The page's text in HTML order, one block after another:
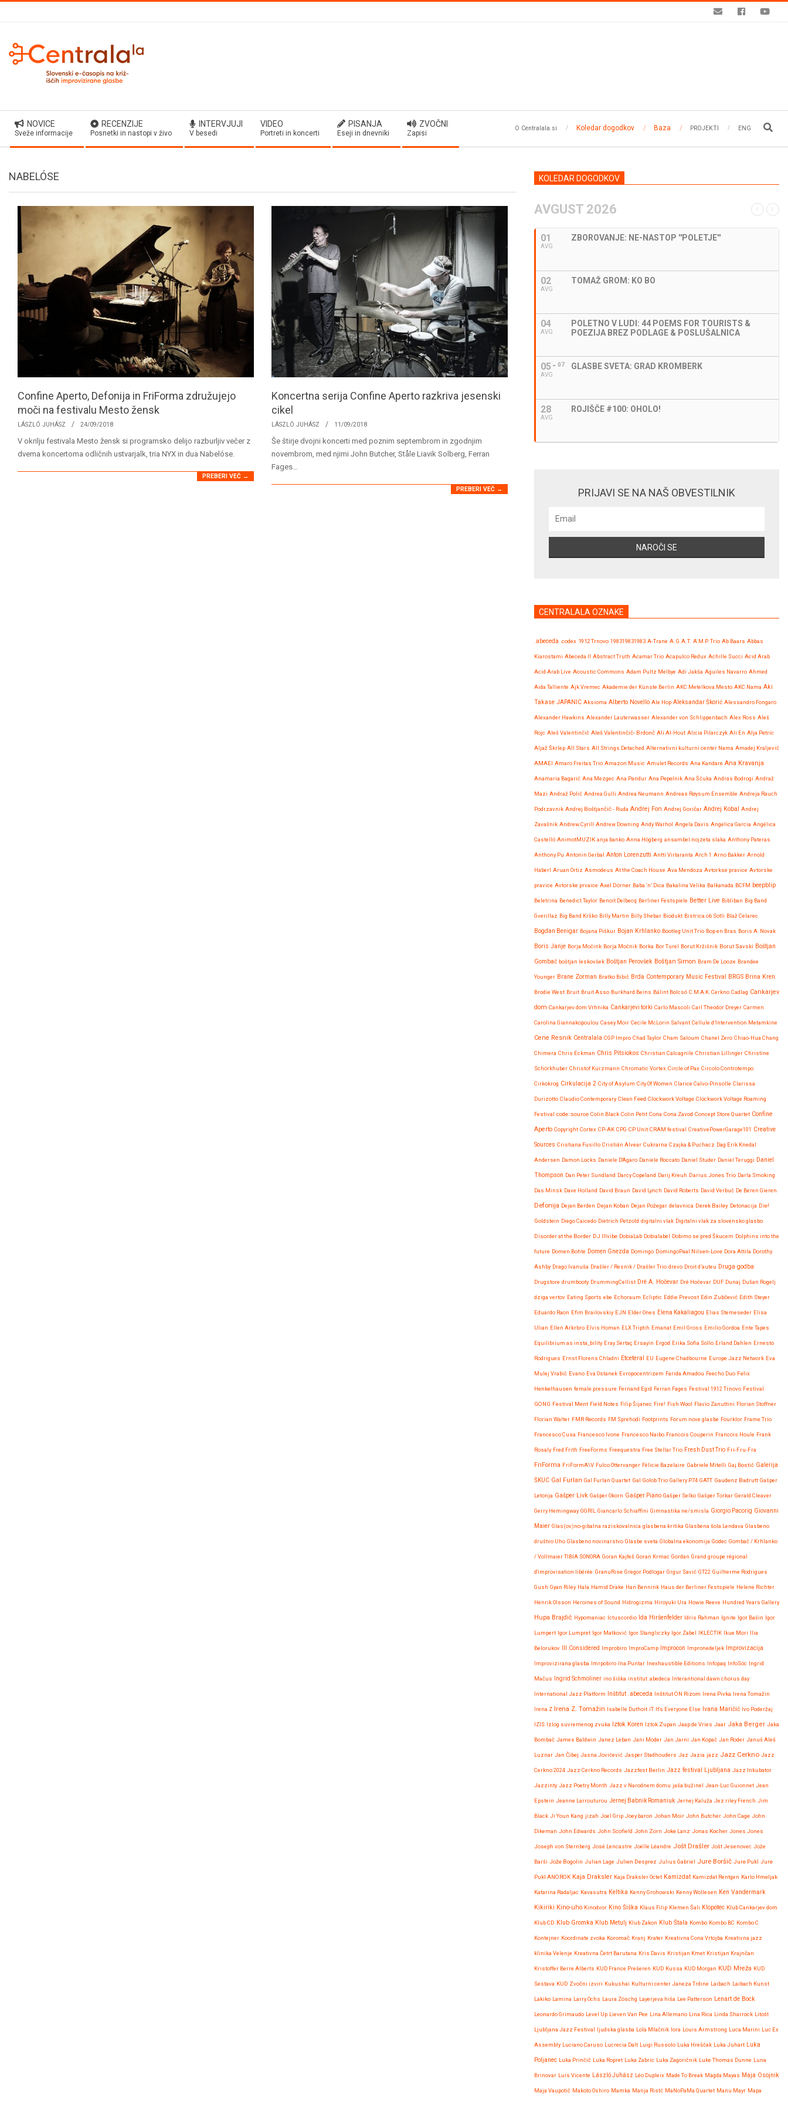
content
Secondary
Navigation
NOVICE
Sveže informacije
RECENZIJE
Posnetki in nastopi v živo
INTERVJUJI
V besedi
VIDEO
Portreti in koncerti
PISANJA
Eseji in dnevniki
ZVOČNI
Zapisi
O Centralala.si Koledar dogodkov Baza PROJEKTI ENG Search
NABELÓSE
Confine Aperto, Defonija in FriForma združujejo
moči na festivalu Mesto žensk
2018-
09-
24
LÁSZLÓ JUHÁSZ 24/09/2018
V okrilju festivala Mesto žensk si programsko delijo razburljiv večer z
dvema koncertoma odličnih ustvarjalk, tria NYX in dua Nabelóse.
PREBERI VEČ →
Koncertna serija Confine Aperto razkriva jesenski
cikel
2018-
09-
LÁSZLÓ JUHÁSZ 11/09/2018
Še štirje dvojni koncerti med poznim septembrom in zgodnjim
novembrom, med njimi John Butcher, Ståle Liavik Solberg, Ferran
Fages…
PREBERI VEČ →
KOLEDAR DOGODKOV
AVGUST 2026
01
AVG
ZBOROVANJE: NE-NASTOP ''POLETJE''
02
AVG
TOMAŽ GROM: KO BO
04
AVG
POLETNO V LUDI: 44 POEMS FOR TOURISTS &
POEZIJA BREZ PODLAGE & POSLUŠALNICA
05
AVG
07 GLASBE SVETA: GRAD KROMBERK
28
AVG
ROJIŠČE #100: OHOLO!
PRIJAVI SE NA NAŠ OBVESTILNIK
CENTRALALA OZNAKE
.abeceda .codex 1912 Trnovo 198319831983 A-Trane A.G.A.T. A.M.P. Trio Ab Baars Abbas
Kiarostami Abeceda II Abstract Truth Acamar Trio Acapulco Redux Achille Succi Acid Arab
Acid Arab Live Acoustic Commons Adam Pultz Melbye Adi Jakša Aguiles Navarro Ahmed
Aida Talliente Ajk Vremec Akademie der Künste Berlin AKC Metelkova Mesto AKC Nama Aki
Takase JAPANIC Aksioma Alberto Novello Ale Hop Aleksandar Škorić Alessandro Fongaro
Alexander Hawkins Alexander Lauterwasser Alexander von Schlippenbach Alex Ross Aleš
Rojc Aleš Valentinčič Aleš Valentinčič- Brdonč Ali Al-Hout Alicia Pilarczyk Ali En Alja Petric
Aljaž Škrlep All Stars All Strings Detached Alternativni kulturni center Nama Amadej Kraljevič
AMAEI Amaro Freitas Trio Amazon Music Amulet Records Ana Kandare Ana Kravanja
Anamaria Bagarić Ana Mezgec Ana Pandur Ana Pepelnik Ana Ščuka Andras Bodrogi Andraž
Mazi Andraž Polič Andrea Gulli Andrea Neumann Andreas Røysum Ensemble Andreja Rauch
Podrzavnik Andrej Boštjančič - Ruda Andrej Fon Andrej Goričar Andrej Kobal Andrej
Zavašnik Andrew Cyrill Andrew Downing Andy Warhol Angela Davis Angelica Garcia Angélica
Castelló AnimotMUZIK anja banko Anna Högberg ansambel nojzeta slaka Anthony Pateras
Anthony Pu Antonin Gerbal Anton Lorenzutti Antti Virtaranta Arch 1 Arno Bakker Arnold
Haberl Aruan Ortiz Asmodeus At the Coach House Ava Mendoza Avtorkse pravice Avtorske
pravice Avtorske prvaice Axel Dörner Baba ‘n’ Dica Bakalina Velika Balkanada BCFM beepblip
Beletrina Benedict Taylor Benoit Delbecq Berliner Festspiele Better Live Bibliban Big Band
Gverillaz Big Band Krško Billy Martin Billy Shebar Biodukt Bistrica ob Sotli Blaž Celarec
Bogdan Benigar Bojana Piškur Bojan Krhlanko Bootleg Unit Trio Bop en Bras Boris A. Novak
Boris Janje Borja Močink Borja Močnik Borka Bor Turel Borut Kržišnik Borut Savski Boštjan
Gombač boštjan leskovšek Boštjan Perovšek Boštjan Simon Bram De Looze Brandee
Younger Brane Zorman Bratko Bibič Brda Contemporary Music Festival BRGS Brina Kren
Brodie West Bruit Bruit Asso Burkhard Beins Bálint Bolcsó C.M.A.K. Cerkno Cadlag Cankarjev
dom Cankarjev dom Vrhnika Cankarjevi torki Carlo Mascoli Carl Theodor Dreyer Carmen
Carolina Giannakopoulou Casey Moir Cecile McLorin Salvant Cellule d’Intervention Metamkine
Cene Resnik Centralala CGP Impro Chad Taylor Cham Saloum Chanel Zero Chiao-Hua Chang
Chimera Chris Eckman Chris Pitsiokos Christian Calcagnile Christian Lillinger Christine
Schörkhuber Christof Kurzmann Chromatic Vortex Circle of Pax Circolo Controtempo
Cirkokrog Cirkulacija 2 City of Asylum City Of Women Clarice Calvo-Pinsolle Clarissa
Durizotto Claudio Contemporary Clean Feed Clockwork Voltage Clockwork Voltage Roaming
Festival code::source Colin Black Colin Petit Cona Cona Zavod Concept Store Quartet Confine
Aperto Copyright Cortex CP-AK CPG CP Unit CRAM festival CreativePowerGarage101 Creative
Sources Cristiana Fusillo Cristián Alvear Cukrarna Czajka & Puchacz Dag Erik Knedal
Andersen Damon Locks Daniele D'Agaro Daniele Roccato Daniel Studer Daniel Teruggi Daniel
Thompson Dan Peter Sundland Darcy Copeland Darij Kreuh Darius Jones Trio Darla Smoking
Das Minsk Dave Holland David Braun David Lynch David Roberts David Verbuč De Beren Gieren
Defonija Dejan Berden Dejan Koban Dejan Požegar delavnica Derek Bailey Detonacija Die!
Goldstein Diego Caicedo Dietrich Petzold digitalni vlak Digitalni vlak za slovensko glasbo
Disorder at the Border DJ Illvibe DobiaLab Dobialabel Dobimo se pred Škucem Dolphins into the
future Domen Bohte Domen Gnezda Domingo DomingoPaal Nilsen-Love Dora Attila Dorothy
Ashby Drago Ivanuša Drašler / Resnik / Drašler Trio drevo Droit d’auteu Druga godba
Drugstore drumbooty DrummingCellist Dré A. Hočevar Dré Hočevar DUF Dunaj Dušan Rogelj
dziga vertov Eating Sports ebe Echoraum Ecliptic Eddie Prevost Edin Zubčević Edith Steyer
Eduardo Raon Efim Brailovskiy EJN Elder Ones Elena Kakaliagou Elias Stemeseder Elisa
Ulian Ellen Arkrbro Elvis Homan ELX Triptih Emanat Emil Gross Emilio Gordoa Ente Tapes
Equilibrium as insta_bility Eray Sertaç Ersayin Ergod Erika Sofia Sollo Erland Dahlen Ernesto
Rodrigues Ernst Florens Chladni Etceteral EU Eugene Chadbourne Europe Jazz Network Eva
Mulej Vrabič Evano Eva Ostanek Evropocentrizem Farida Amadou Feecho Duo Felix
Henkelhausen female:pressure Fernand Egid Ferran Fages Festival 1912 Trnovo Festival
GONG Festival Ment Field Notes Filip Šijanec Fire! Fish Wool Flavio Zanuttini Florian Stoffner
Florian Walter FMR Records FM Sprehodi Footprints Forum nove glasbe Fourklor Frame Trio
Francesco Cusa Francesco Ivone Francesco Naibo Francois Couperin Francois Houle Frank
Rosaly Fred Frith FreeForms Freequestra Free Stellar Trio Fresh Dust Trio Fri-Fru-Fra
FriForma FriFormA\V Fulco Ottervanger Félicie Bazelaire Gabriele Mitelli Gaj Bostič Galerija
ŠKUC Gal Furlan Gal Furlan Quartet Gal Golob Trio Gallery P74 GATT Gaudenz Badrutt Gašper
Letonja Gašper Livk Gašper Okorn Gašper Piano Gašper Selko Gašper Torkar Gerald Cleaver
Gerry Hemingway GGRIL Giancarlo Schiaffini Gimnastika ne/smisla Giorgio Pacorig Giovanni
Maier Glas(ov)no-gibalna raziskovalnica glasbena kritika Glasbena šola Lendava Glasbeno
društvo Uho Glasbeno novinarstvo Glasbe sveta Globalna ekonomija Godec Gombač / Krhlanko
/ Vollmaier TIBIA SONORA Goran Kajfeš Goran Krmac Gordan Grand groupe régional
d'improvisation libérée GranuRise Gregor Podlogar Grgur Savić GT22 Guilherme Rodrigues
Gush Gyan Riley Hala Hamid Drake Han Bennink Haus der Berliner Festspiele Helene Richter
Henrik Olsson Heroines of Sound Hidrogizma Hiroyuki Ura Howie Reeve Hundred Years Gallery
Hupa Brajdič Hypomaniac Ictuscordio Ida Hiršenfelder Idris Rahman Ignite Igor Bašin Igor
Lumpert Igor Lumpret Igor Matković Igor Stangliczky Igor Zabel IKLECTIK Ikue Mori Ilia
Belorukov Ill Considered Improbiro ImproCamp Improcon Impronedeljek Improvizacija
Improvizirana glasba Imrpobiro Ina Puntar Inexhaustible Editions Infopaq InfoSoc Ingrid
Mačus Ingrid Schmoliner ino šiška institut .abedeca Interantional dawn chorus day
International Jazz Platform Inštitut .abeceda Inštitut ON Rizom Irena Pivka Irena Tomažin
Irena Z Irena Z. Tomažin Isabelle Duthoit iT It's Everyone Else Ivana Maričić Ivo Poderžaj
IZIS Izlog suvremenog zvuka Iztok Koren Iztok Zupan Jaap de Vries Jaar Jaka Berger Jaka
Bombač James Baldwin Janez Leban Jani Moder Jan Jarni Jan Kopač Jan Roder Januš Aleš
Luznar Jan Čibej Jasna Jovićević Jasper Stadhouders Jaz Jazia jazz Jazz Cerkno Jazz
Cerkno 2024 Jazz Cerkno Records Jazzfest Berlin Jazz festival Ljubljana Jazz Inkubator
Jazzinty Jazz Poetry Month Jazz v Narodnem domu jaša bužinel Jean-Luc Guionnet Jean
Epstein Jeanne Larrouturou Jernej Babnik Romaniuk Jernej Kaluža Jez riley French Jim
Black Ji Youn Kang jizah Joel Grip Joey baron Johan Moir John Butcher John Cage John
Dikeman John Edwards John Scofield John Zorn Joke Lanz Jonas Kocher Jones Jones
Joseph von Sternberg José Lencastre Joëlle Léandre Jošt Drašler Jošt Jesenovec Jože
Barši Jože Bogolin Julian Lage Julien Desprez Julius Gabriel Jure Boršič Jure Pukl Jure
Pukl ANOROK Kaja Draksler Kaja Draksler Octet Kamizdat Kamizdat Rentgen Karlo Hmeljak
Katarina Radaljac Kavasutra Keltika Kenny Grohowski Kenny Wollesen Ken Vandermark
Kikiriki Kino-uho Kinodvor Kino Šiška Klaus Filip Klemen Šali Klopotec Klub Cankarjev dom
Klub CD Klub Gromka Klub Metulj Klub Zakon Klub Štala Kombo Kombo BC Kombo C
Kontejner Koordinate zvoka Koromač Kranj Krater Kreativna Cona Vrtojba Kreativna jazz
klinika Velenje Kreativna Četrt Barutana Kris Davis Kristijan Kmet Kristijan Krajnčan
Kristoffer Berre Alberts KUD France Prešeren KUD Kussa KUD Morgan KUD Mreža KUD
Sestava KUD Zvočni izviri Kukushai Kulturni center Janeza Trdine Laibach Laibach Kunst
Lakiko Lamina Larry Ochs Laura Zöschg Layerjeva hiša Lee Patterson Lenart de Bock
Leonardo Grimaudo Level Up Lieven Van Pee Lina Allemano Lina Rica Linda Sharrock Litošt
Ljubljana Jazz Festival ljudska glasba Lola Mlačnik lora Louis Armstrong Luca Marini Luc Ex
Assembly Luciano Caruso Lucrecia Dalt Luigi Russolo Luka Hreščak Luka Juhart Luka
Poljanec Luka Prinčič Luka Ropret Luka Zabric Luka Zagoričnik Luke Thomas Dunne Luna
Brinovar Luís Vicente László Juhász Léo Dupleix Made To Break Magda Mayas Maja Osojnik
Maja Vaupotič Makoto Oshiro Mamka Manja Ristć MaNoPaMa Quartet Manu Mayr Mapa